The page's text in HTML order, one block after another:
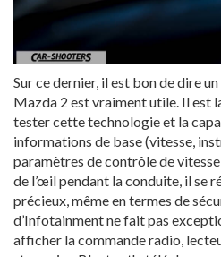
Sur ce dernier, il est bon de dire
Mazda 2 est vraiment utile. Il est
tester cette technologie et la
informations de base (vitesse,
paramètres de contrôle de
de l’œil pendant la conduite, il se
précieux, même en termes de
d’Infotainment ne fait pas
afficher la commande radio,